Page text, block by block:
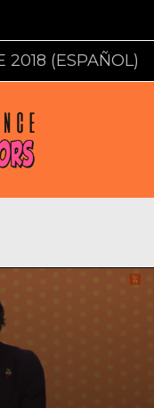
2018 (ESPAÑOL)